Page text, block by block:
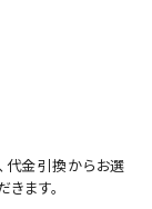
代金引換からお選
ます。